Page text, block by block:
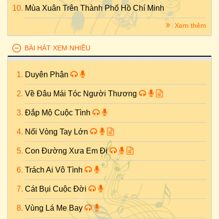
Mùa Xuân Trên Thành Phố Hồ Chí Minh
Xem thêm
BÀI HÁT XEM NHIỀU
Duyên Phận
Về Đâu Mái Tóc Người Thương
Đắp Mộ Cuộc Tình
Nối Vòng Tay Lớn
Con Đường Xưa Em Đi
Trách Ai Vô Tình
Cát Bụi Cuộc Đời
Vùng Lá Me Bay